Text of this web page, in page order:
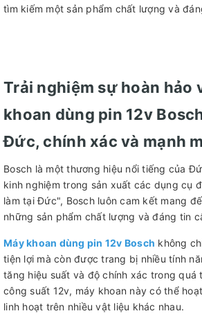
tìm kiếm một sản phẩm chất lượng và
Trải nghiệm sự hoàn hảo
khoan dùng pin 12v
Đức, chính xác và mạnh
Bosch là một thương hiệu nổi tiếng của
kinh nghiệm trong sản xuất các dụng cụ
làm tại Đức", Bosch luôn cam kết mang
những sản phẩm chất lượng và đáng tin
Máy khoan dùng pin 12v Bosch không
tiện lợi mà còn được trang bị nhiều tính
tăng hiệu suất và độ chính xác trong quá
công suất 12v, máy khoan này có thể
linh hoạt trên nhiều vật liệu khác nhau.